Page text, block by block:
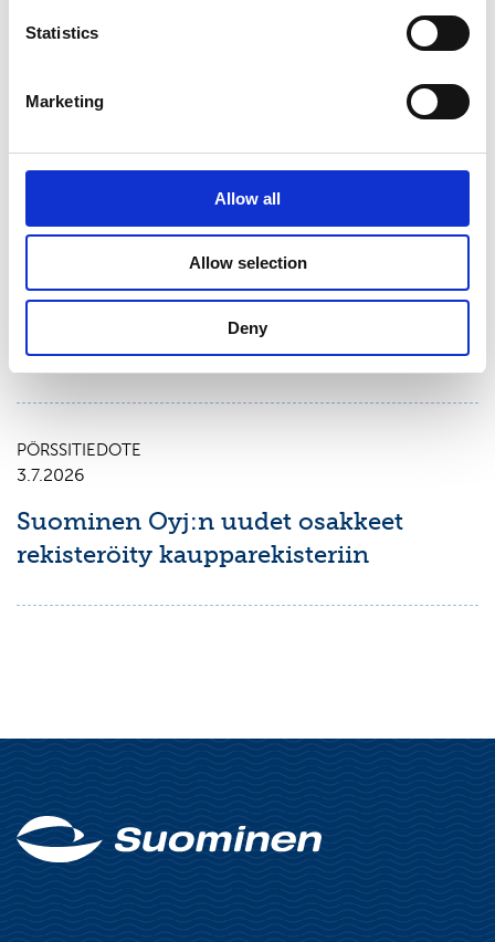
Statistics
Marketing
Allow all
Allow selection
Deny
Suominen Oyj:n puolivuosikatsaus
Suominen Oyj:
Arvopaperimarkkinalain 9 luvun 10
pykälän mukainen ilmoitus
omistusoikeuden muuttumisesta
PÖRSSITIEDOTE
3.7.2026
Suominen Oyj:n uudet osakkeet
rekisteröity kaupparekisteriin